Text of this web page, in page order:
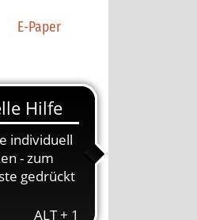
E-Paper